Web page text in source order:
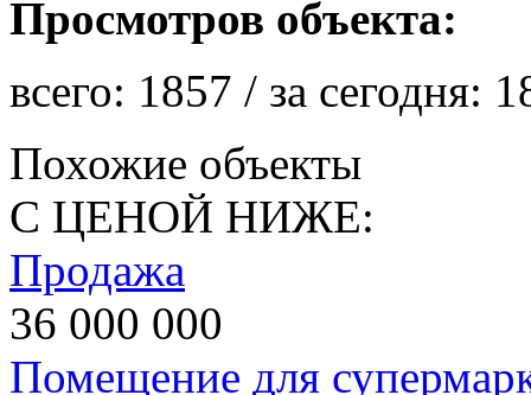
Просмотров объекта:
всего: 1857 / за сегодня:
Похожие объекты
С ЦЕНОЙ НИЖЕ:
Продажа
36 000 000
Помещение для